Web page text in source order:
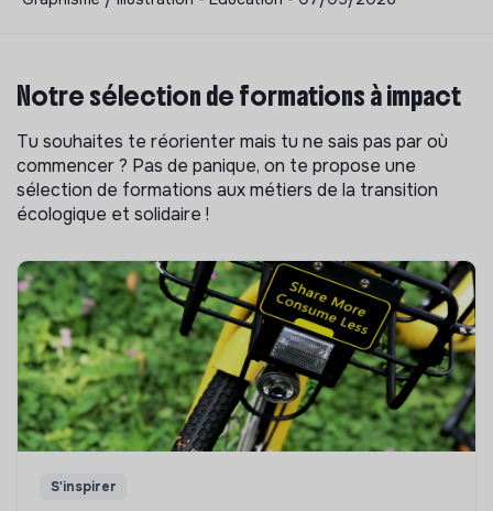
Notre sélection de formations à impact
Tu souhaites te réorienter mais tu ne sais pas par où
commencer ? Pas de panique, on te propose une
sélection de formations aux métiers de la transition
écologique et solidaire !
S'inspirer